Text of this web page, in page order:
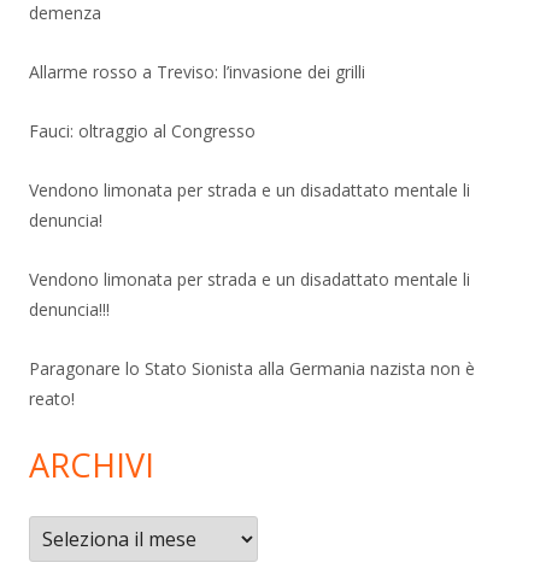
demenza
Allarme rosso a Treviso: l’invasione dei grilli
Fauci: oltraggio al Congresso
Vendono limonata per strada e un disadattato mentale li
denuncia!
Vendono limonata per strada e un disadattato mentale li
denuncia!!!
Paragonare lo Stato Sionista alla Germania nazista non è
reato!
ARCHIVI
Archivi